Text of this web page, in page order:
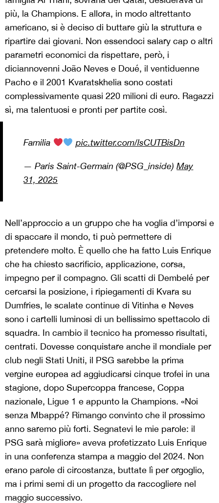
più, la Champions. E allora, in modo altrettanto
americano, si è deciso di buttare giù la struttura e
ripartire dai giovani. Non essendoci salary cap o altri
parametri economici da rispettare, però, i
diciannovenni João Neves e Doué, il ventiduenne
Pacho e il 2001 Kvaratskhelia sono costati
complessivamente quasi 220 milioni di euro. Ragazzi
sì, ma talentuosi e pronti per partite così.
Familia pic.twitter.com/lsCUTBisDn
— Paris Saint-Germain (@PSG_inside)May
31, 2025
Nell’approccio a un gruppo che ha voglia d’imporsi e
di spaccare il mondo, ti può permettere di
pretendere molto. È quello che ha fatto Luis Enrique
che ha chiesto sacrificio, applicazione, corsa,
impegno per il compagno. Gli scatti di Dembelé per
cercarsi la posizione, i ripiegamenti di Kvara su
Dumfries, le scalate continue di Vitinha e Neves
sono i cartelli luminosi di un bellissimo spettacolo di
squadra. In cambio il tecnico ha promesso risultati,
centrati. Dovesse conquistare anche il mondiale per
club negli Stati Uniti, il PSG sarebbe la prima
vergine europea ad aggiudicarsi cinque trofei in una
stagione, dopo Supercoppa francese, Coppa
nazionale, Ligue 1 e appunto la Champions. «Noi
senza Mbappé? Rimango convinto che il prossimo
anno saremo più forti. Segnatevi le mie parole: il
PSG sarà migliore» aveva profetizzato Luis Enrique
in una conferenza stampa a maggio del 2024. Non
erano parole di circostanza, buttate lì per orgoglio,
ma i primi semi di un progetto da raccogliere nel
maggio successivo.